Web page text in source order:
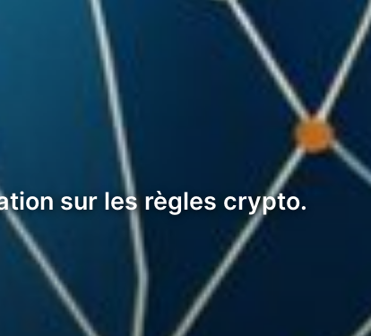
sur les règles crypto.